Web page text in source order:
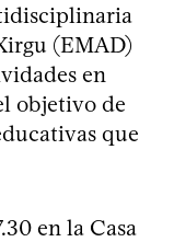
(EMAD)
en
objetivo de
que
en la Casa